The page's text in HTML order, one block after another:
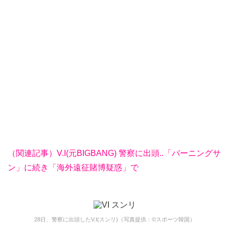
（関連記事）V.I(元BIGBANG) 警察に出頭..「バーニングサ
ン」に続き「海外遠征賭博疑惑」で
28日、警察に出頭したV.I(スンリ)（写真提供：©スポーツ韓国）